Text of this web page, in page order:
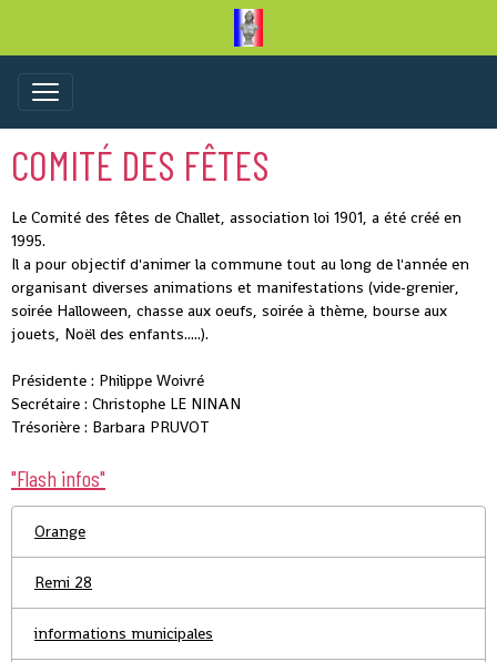
COMITÉ DES FÊTES
Le Comité des fêtes de Challet, association loi 1901, a été créé en
1995.
Il a pour objectif d'animer la commune tout au long de l'année en
organisant diverses animations et manifestations (vide-grenier,
soirée Halloween, chasse aux oeufs, soirée à thème, bourse aux
jouets, Noël des enfants.....).
Présidente : Philippe Woivré
Secrétaire : Christophe LE NINAN
Trésorière : Barbara PRUVOT
"Flash infos"
Orange
Remi 28
informations municipales